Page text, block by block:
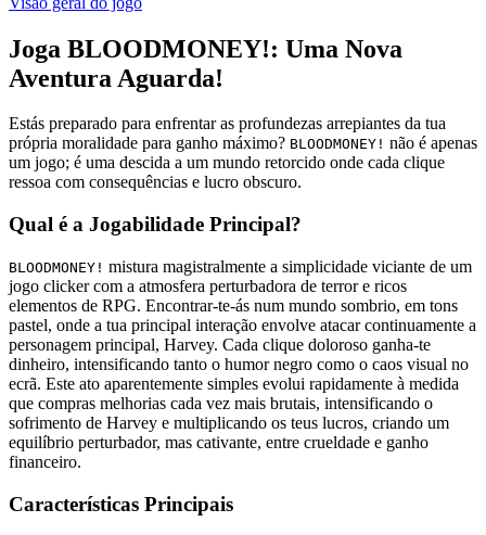
Joga BLOODMONEY!: Uma Nova
Aventura Aguarda!
Estás preparado para enfrentar as profundezas arrepiantes da tua
própria moralidade para ganho máximo? BLOODMONEY! não é apenas
um jogo; é uma descida a um mundo retorcido onde cada clique
ressoa com consequências e lucro obscuro.
Qual é a Jogabilidade Principal?
BLOODMONEY! mistura magistralmente a simplicidade viciante de um
jogo clicker com a atmosfera perturbadora de terror e ricos
elementos de RPG. Encontrar-te-ás num mundo sombrio, em tons
pastel, onde a tua principal interação envolve atacar continuamente a
personagem principal, Harvey. Cada clique doloroso ganha-te
dinheiro, intensificando tanto o humor negro como o caos visual no
ecrã. Este ato aparentemente simples evolui rapidamente à medida
que compras melhorias cada vez mais brutais, intensificando o
sofrimento de Harvey e multiplicando os teus lucros, criando um
equilíbrio perturbador, mas cativante, entre crueldade e ganho
financeiro.
Características Principais